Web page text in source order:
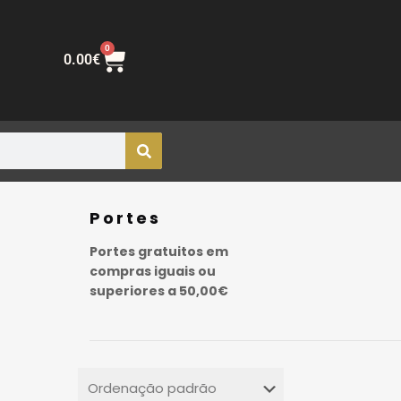
0.00€
0
Portes
Portes gratuitos em
compras iguais ou
superiores a 50,00€